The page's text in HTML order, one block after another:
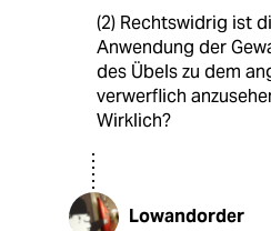
(2) Rechtswidrig ist
Anwendung der
des Übels zu dem
verwerflich
Wirklich?
Lowandorder